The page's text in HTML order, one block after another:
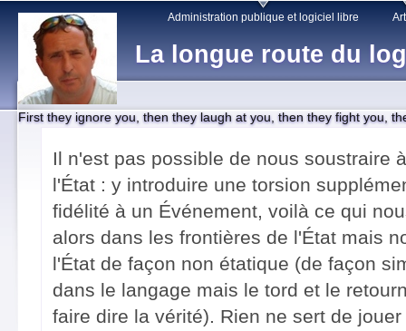
La longue route du
First they ignore you, then they laugh at you, then they fight you,
Main menu Administration publique et logiciel libre
Il n'est pas possible de nous soustraire
l'État : y introduire une torsion
fidélité à un Événement, voilà ce qui
alors dans les frontières de l'État mais
l'État de façon non étatique (de façon
dans le langage mais le tord et le
faire dire la vérité). Rien ne sert de